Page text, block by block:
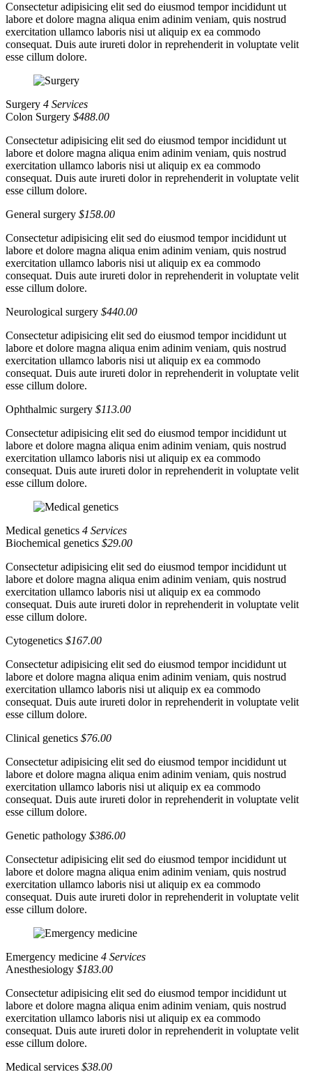
Consectetur adipisicing elit sed do eiusmod tempor incididunt ut
labore et dolore magna aliqua enim adinim veniam, quis nostrud
exercitation ullamco laboris nisi ut aliquip ex ea commodo
consequat. Duis aute irureti dolor in reprehenderit in voluptate velit
esse cillum dolore.
Surgery 4 Services
Colon Surgery $488.00
Consectetur adipisicing elit sed do eiusmod tempor incididunt ut
labore et dolore magna aliqua enim adinim veniam, quis nostrud
exercitation ullamco laboris nisi ut aliquip ex ea commodo
consequat. Duis aute irureti dolor in reprehenderit in voluptate velit
esse cillum dolore.
General surgery $158.00
Consectetur adipisicing elit sed do eiusmod tempor incididunt ut
labore et dolore magna aliqua enim adinim veniam, quis nostrud
exercitation ullamco laboris nisi ut aliquip ex ea commodo
consequat. Duis aute irureti dolor in reprehenderit in voluptate velit
esse cillum dolore.
Neurological surgery $440.00
Consectetur adipisicing elit sed do eiusmod tempor incididunt ut
labore et dolore magna aliqua enim adinim veniam, quis nostrud
exercitation ullamco laboris nisi ut aliquip ex ea commodo
consequat. Duis aute irureti dolor in reprehenderit in voluptate velit
esse cillum dolore.
Ophthalmic surgery $113.00
Consectetur adipisicing elit sed do eiusmod tempor incididunt ut
labore et dolore magna aliqua enim adinim veniam, quis nostrud
exercitation ullamco laboris nisi ut aliquip ex ea commodo
consequat. Duis aute irureti dolor in reprehenderit in voluptate velit
esse cillum dolore.
Medical genetics 4 Services
Biochemical genetics $29.00
Consectetur adipisicing elit sed do eiusmod tempor incididunt ut
labore et dolore magna aliqua enim adinim veniam, quis nostrud
exercitation ullamco laboris nisi ut aliquip ex ea commodo
consequat. Duis aute irureti dolor in reprehenderit in voluptate velit
esse cillum dolore.
Cytogenetics $167.00
Consectetur adipisicing elit sed do eiusmod tempor incididunt ut
labore et dolore magna aliqua enim adinim veniam, quis nostrud
exercitation ullamco laboris nisi ut aliquip ex ea commodo
consequat. Duis aute irureti dolor in reprehenderit in voluptate velit
esse cillum dolore.
Clinical genetics $76.00
Consectetur adipisicing elit sed do eiusmod tempor incididunt ut
labore et dolore magna aliqua enim adinim veniam, quis nostrud
exercitation ullamco laboris nisi ut aliquip ex ea commodo
consequat. Duis aute irureti dolor in reprehenderit in voluptate velit
esse cillum dolore.
Genetic pathology $386.00
Consectetur adipisicing elit sed do eiusmod tempor incididunt ut
labore et dolore magna aliqua enim adinim veniam, quis nostrud
exercitation ullamco laboris nisi ut aliquip ex ea commodo
consequat. Duis aute irureti dolor in reprehenderit in voluptate velit
esse cillum dolore.
Emergency medicine 4 Services
Anesthesiology $183.00
Consectetur adipisicing elit sed do eiusmod tempor incididunt ut
labore et dolore magna aliqua enim adinim veniam, quis nostrud
exercitation ullamco laboris nisi ut aliquip ex ea commodo
consequat. Duis aute irureti dolor in reprehenderit in voluptate velit
esse cillum dolore.
Medical services $38.00